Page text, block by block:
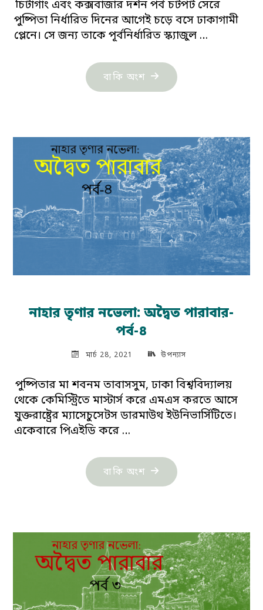
চিটাগাং এবং কক্সবাজার দর্শন পর্ব চটপট সেরে
পুষ্পিতা নির্ধারিত দিনের আগেই চড়ে বসে ঢাকাগামী
প্লেনে। সে জন্য তাকে পূর্বনির্ধারিত স্ক্যাজুল …
বাকি অংশ "নাহার
তৃণার
পারাবার-
পর্ব-৫"
নাহার তৃণার নভেলা: অদ্বৈত পারাবার-
পর্ব-৪
মার্চ 28, 2021 উপন্যাস
পুষ্পিতার মা শবনম তাবাসসুম, ঢাকা বিশ্ববিদ্যালয়
থেকে কেমিস্ট্রিতে মাস্টার্স করে এমএস করতে আসে
যুক্তরাষ্ট্রের ম্যাসেচুসেটস ডারমাউথ ইউনিভার্সিটিতে।
একেবারে পিএইডি করে …
বাকি অংশ "নাহার
তৃণার
পারাবার-
পর্ব-৪"